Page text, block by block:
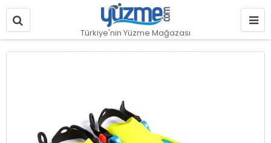
Türkiye'nin Yüzme Mağazası
Resim